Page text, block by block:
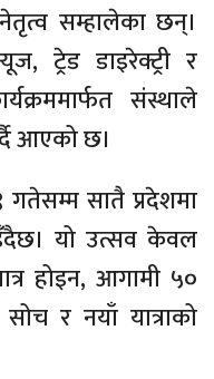
सम्हालेका छन्।
ट्रेड डाइरेक्ट्री र
संस्थाले
आएको छ।
सातै प्रदेशमा
यो उत्सव केवल
होइन, आगामी ५०
र नयाँ यात्राको